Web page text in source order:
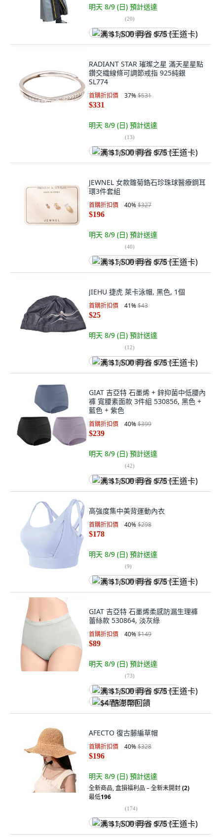
明天 8/9 (日) 預計送達
(20)
满 $1,500 再省 $75 (王道卡)
RADIANT STAR 璀璨之星 滿天星星點
鑽交織線條可調節戒指 925純銀
SL774
首購折扣價 37%$531
$331
明天 8/9 (日) 預計送達
(13)
满 $1,500 再省 $75 (王道卡)
JEWNEL 女款雛菊鋯石珍珠球醫療鋼耳
環3件套組
首購折扣價 40%$327
$196
明天 8/9 (日) 預計送達
(40)
满 $1,500 再省 $75 (王道卡)
JIEHU 捷虎 萊卡泳帽, 黑色, 1個
首購折扣價 41%$43
$25
明天 8/9 (日) 預計送達
(12)
满 $1,500 再省 $75 (王道卡)
GIAT 吉亞特 石墨烯 + 鋅抑菌中低腰內
褲 寬腰素面款 3件組 530856, 黑色 +
藍色 + 紫色
首購折扣價 40%$399
$239
明天 8/9 (日) 預計送達
(42)
满 $1,500 再省 $75 (王道卡)
高強度集中美背運動內衣
首購折扣價 40%$298
$178
明天 8/9 (日) 預計送達
(9)
满 $1,500 再省 $75 (王道卡)
GIAT 吉亞特 石墨烯柔感防漏生理褲
蕾絲款 530864, 淡灰綠
首購折扣價 40%$149
$89
明天 8/9 (日) 預計送達
(73)
满 $1,500 再省 $75 (王道卡)
$4 酷澎幣回饋
AFECTO 復古藤編草帽
首購折扣價 40%$328
$196
明天 8/9 (日) 預計送達
全新商品,盒損福利品 – 全新未開封(2)
最低196
(174)
满 $1,500 再省 $75 (王道卡)